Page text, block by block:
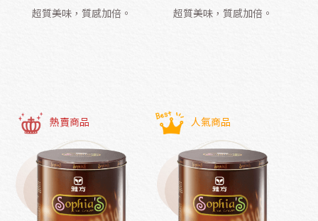
超質美味，質感加倍。 超質美味，質感加倍。
熱賣商品 人氣商品